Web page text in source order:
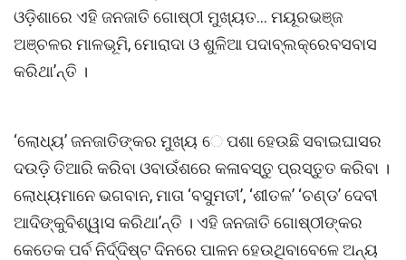
ଓଡ଼ିଶାରେ ଏହି ଜନଜାତି ଗୋଷ୍ଠୀ ମୁଖ୍ୟତ… ମୟୂରଭଞ୍ଜ
ଅଞ୍ଚଳର ମାଳଭୂମି, ମୋରାଦା ଓ ଶୁଳିଆ ପଦାବ୍ଲକ୍‌ରେବସବାସ
କରିଥା’ନ୍ତି ।
‘ଲୋଧ୍ୟ’ ଜନଜାତିଙ୍କର ମୁଖ୍ୟ େ ପଶା ହେଉଛି ସବାଇଘାସର
ଦଉଡ଼ି ତିଆରି କରିବା ଓବାଉଁଶରେ କଳାବସ୍ତୁ ପ୍ରସ୍ତୁତ କରିବା ।
ଲୋଧ୍ୟମାନେ ଭଗବାନ, ମାତା ‘ବସୁମତୀ’, ‘ଶୀତଳ’ ‘ଚଣ୍ଡ’ ଦେବୀ
ଆଦିଙ୍କୁବିଶ୍ୱାସ କରିଥା’ନ୍ତି । ଏହି ଜନଜାତି ଗୋଷ୍ଠୀଙ୍କର
କେତେକ ପର୍ବ ନିର୍ଦ୍ଦିଷ୍ଟ ଦିନରେ ପାଳନ ହେଉଥିବାବେଳେ ଅନ୍ୟ